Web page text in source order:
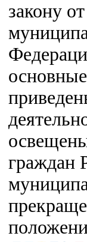
закону
граждан